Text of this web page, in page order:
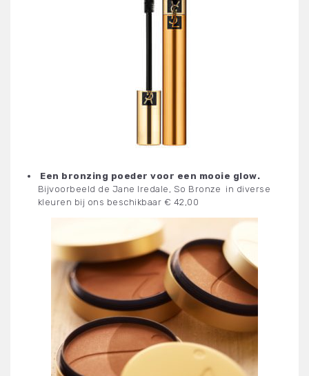
Een bronzing poeder voor een mooie glow.
Bijvoorbeeld de Jane Iredale, So Bronze in diverse
kleuren bij ons beschikbaar € 42,00